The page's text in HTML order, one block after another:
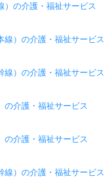
）の介護・福祉サービス
線）の介護・福祉サービス
線）の介護・福祉サービス
の介護・福祉サービス
の介護・福祉サービス
線）の介護・福祉サービス